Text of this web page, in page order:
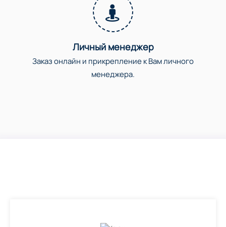
Личный менеджер
Заказ онлайн и прикрепление к Вам личного
менеджера.